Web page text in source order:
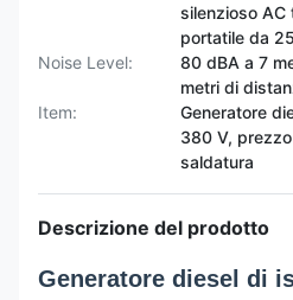
silenzioso AC
portatile da
Noise Level:
80 dBA a 7
metri di
Item:
Generatore
380 V,
saldatura
Descrizione del prodotto
Generatore diesel di